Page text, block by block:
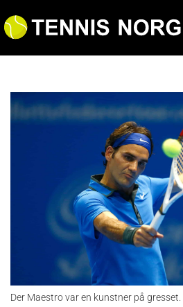
Der Maestro var en kunstner på gresset.